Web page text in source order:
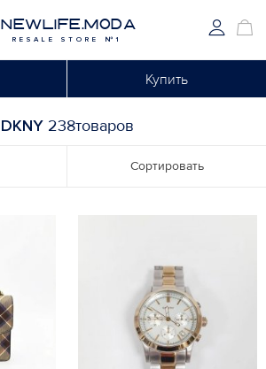
NEWLIFE.MODA
RESALE STORE №1
Купить
DKNY 238товаров
Сортировать